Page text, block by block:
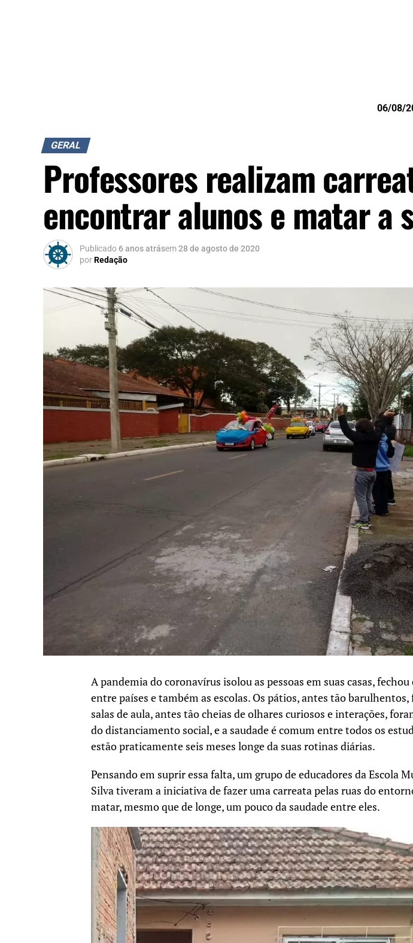
06/08/
GERAL
Professores realizam
encontrar alunos e matar a
Publicado 6 anos atrásem28 de agosto de 2020
porRedação
A pandemia do coronavírus isolou as pessoas em suas casas,
entre países e também as escolas. Os pátios, antes tão
salas de aula, antes tão cheias de olhares curiosos e interações,
do distanciamento social, e a saudade é comum entre todos os
estão praticamente seis meses longe da suas rotinas diárias.
Pensando em suprir essa falta, um grupo de educadores da Escola
Silva tiveram a iniciativa de fazer uma carreata pelas ruas do
matar, mesmo que de longe, um pouco da saudade entre eles.